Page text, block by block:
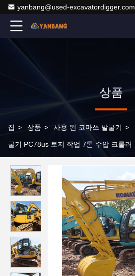
yanbang@used-excavatordigger.com
상품
집 > 상품 > 사용 된 코마쓰 발굴기 >
굴기 PC78us 토지 작업 7톤 수압 크롤러